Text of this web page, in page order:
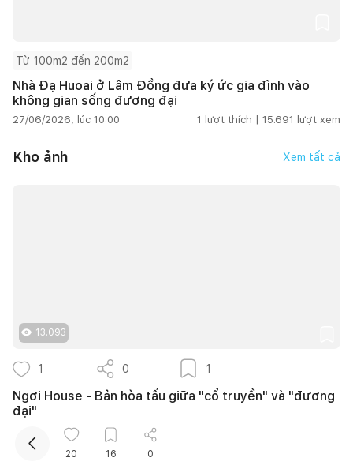
Từ 100m2 đến 200m2
Nhà Đạ Huoai ở Lâm Đồng đưa ký ức gia đình vào
không gian sống đương đại
27/06/2026, lúc 10:00 1 lượt thích | 15.691 lượt xem
Kho ảnh Xem tất cả
13.093
1 0 1
Ngơi House - Bản hòa tấu giữa "cổ truyền" và "đương
đại"
HIEUHOUSE
20 16 0